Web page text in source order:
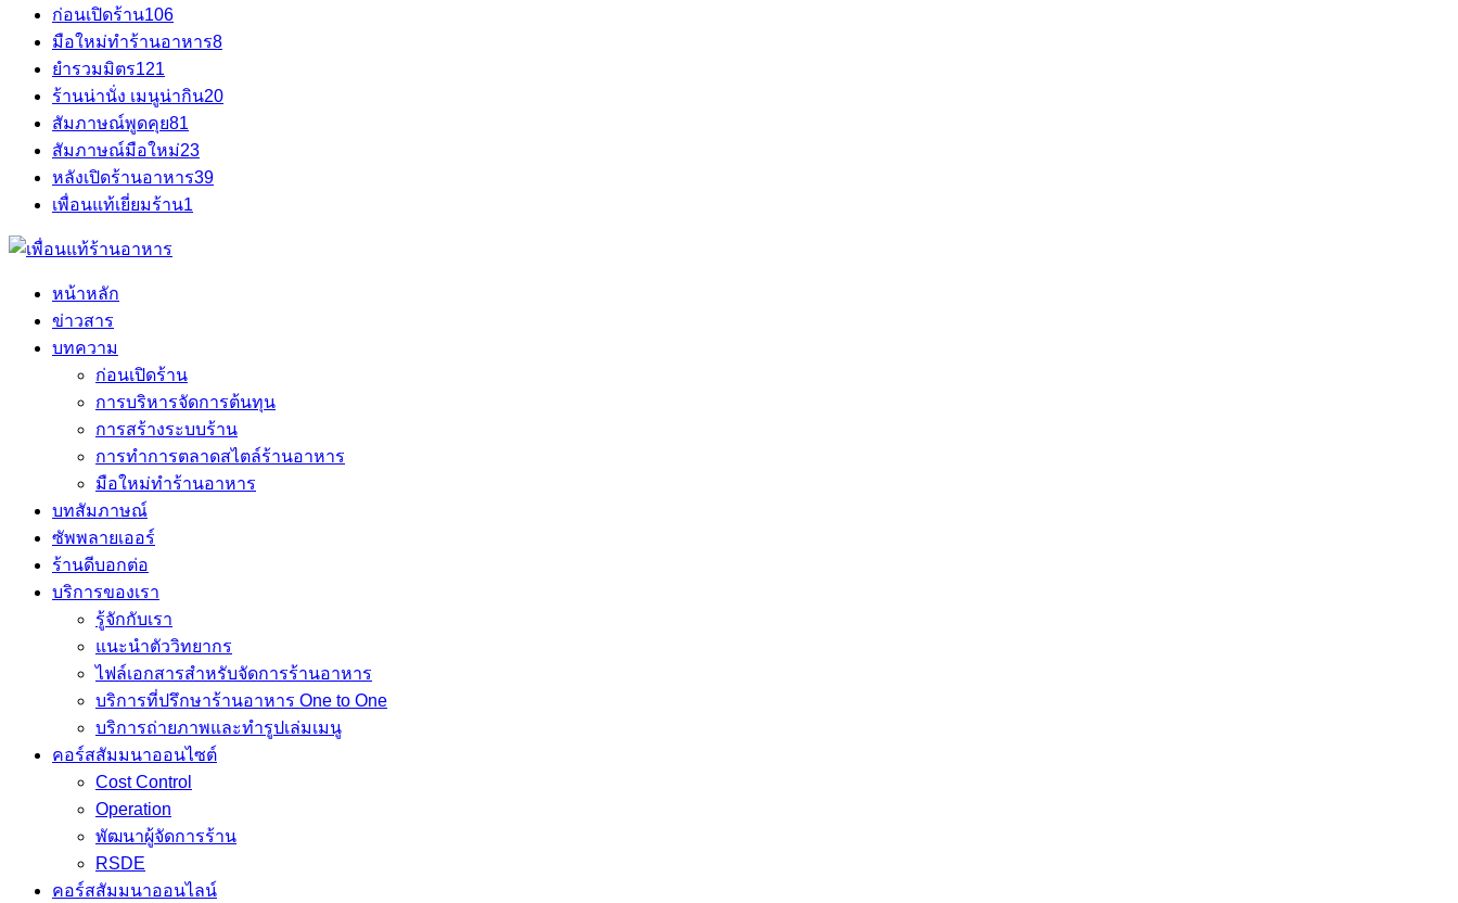
ก่อนเปิดร้าน106
มือใหม่ทำร้านอาหาร8
ยำรวมมิตร121
ร้านน่านั่ง เมนูน่ากิน20
สัมภาษณ์พูดคุย81
สัมภาษณ์มือใหม่23
หลังเปิดร้านอาหาร39
เพื่อนแท้เยี่ยมร้าน1
หน้าหลัก
ข่าวสาร
บทความ
ก่อนเปิดร้าน
การบริหารจัดการต้นทุน
การสร้างระบบร้าน
การทำการตลาดสไตล์ร้านอาหาร
มือใหม่ทำร้านอาหาร
บทสัมภาษณ์
ซัพพลายเออร์
ร้านดีบอกต่อ
บริการของเรา
รู้จักกับเรา
แนะนำตัววิทยากร
ไฟล์เอกสารสำหรับจัดการร้านอาหาร
บริการที่ปรึกษาร้านอาหาร One to One
บริการถ่ายภาพและทำรูปเล่มเมนู
คอร์สสัมมนาออนไซต์
Cost Control
Operation
พัฒนาผู้จัดการร้าน
RSDE
คอร์สสัมมนาออนไลน์